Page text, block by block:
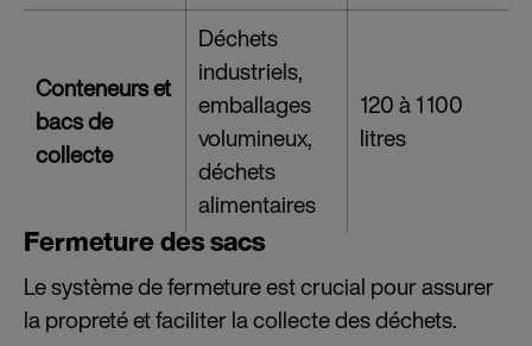
Conteneurs et
bacs de
collecte
Déchets
industriels,
emballages
volumineux,
déchets
alimentaires
120 à 1 100
litres
Fermeture des sacs
Le système de fermeture est crucial pour assurer
la propreté et faciliter la collecte des déchets.